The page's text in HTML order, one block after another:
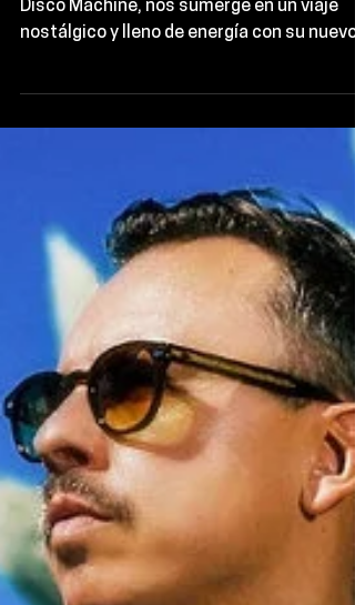
Tino Piontek, el cerebro detrás de Purple